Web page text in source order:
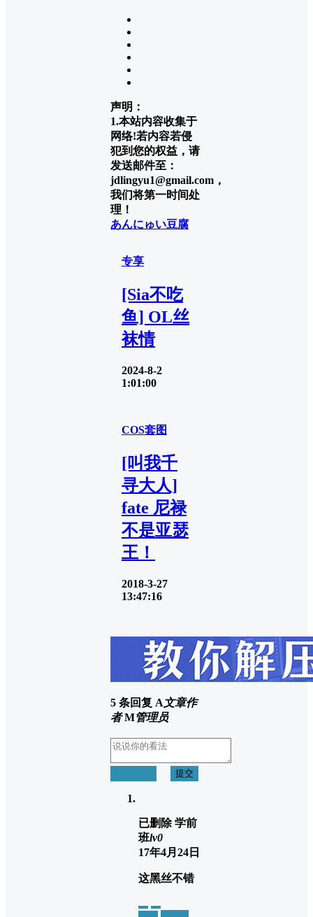
声明：
1.本站内容收集于
网络!若内容若侵
犯到您的权益，请
发送邮件至：
jdlingyu1@gmail.com，
我们将第一时间处
理！
あんにゅい豆腐
专享
[Sia不吃
鱼] OL丝
袜情
2024-8-2
1:01:00
COS套图
[叫我千
寻大人]
fate 尼禄
不是亚瑟
王！
2018-3-27
13:47:16
5 条回复 A文章作
者 M管理员
提交
已删除 学前
班lv0
17年4月24日
这黑丝不错